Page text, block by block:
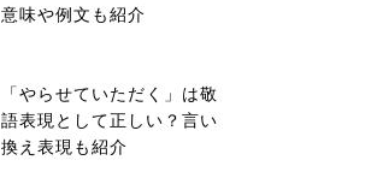
意味や例文も紹介
「やらせていただく」は敬
語表現として正しい？言い
換え表現も紹介